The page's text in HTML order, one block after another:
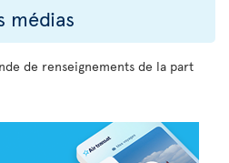
médias
de renseignements de la part